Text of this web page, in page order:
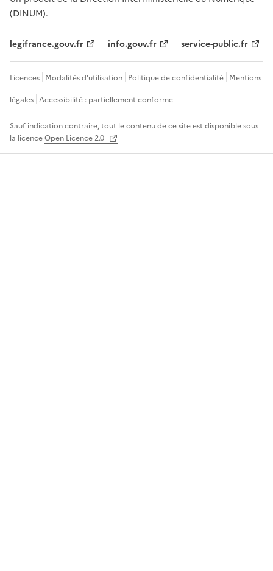
(DINUM).
legifrance.gouv.fr info.gouv.fr service-public.fr
Licences Modalités d'utilisation Politique de confidentialité Mentions
légales Accessibilité : partiellement conforme
Sauf indication contraire, tout le contenu de ce site est disponible sous
la licenceOpen Licence 2.0